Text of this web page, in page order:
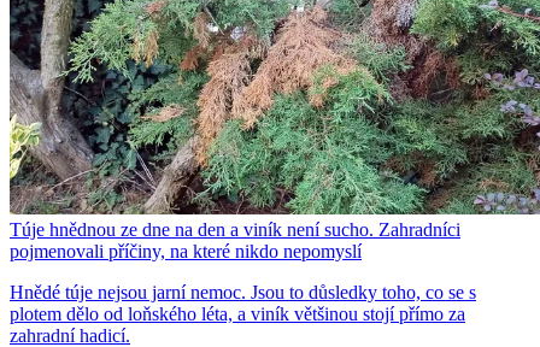
Túje hnědnou ze dne na den a viník není sucho. Zahradníci
pojmenovali příčiny, na které nikdo nepomyslí
Hnědé túje nejsou jarní nemoc. Jsou to důsledky toho, co se s
plotem dělo od loňského léta, a viník většinou stojí přímo za
zahradní hadicí.